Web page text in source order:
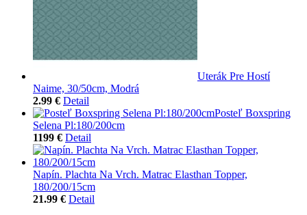
Uterák Pre Hostí
Naime, 30/50cm, Modrá
2.99 € Detail
Posteľ Boxspring
Selena Pl:180/200cm
1199 € Detail
Napín. Plachta Na Vrch. Matrac Elasthan Topper,
180/200/15cm
21.99 € Detail